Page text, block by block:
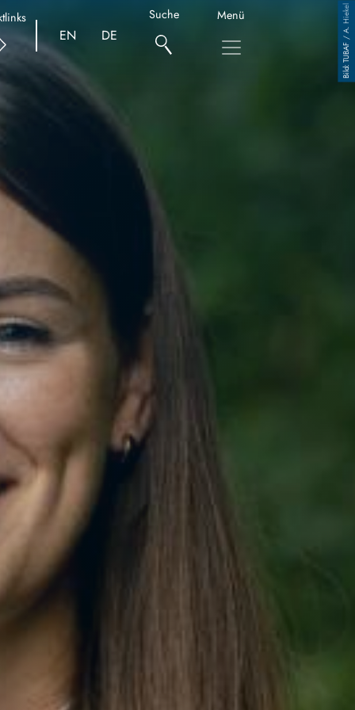
EN DE
Suche Menü
Copyright
TUBAF / A. Hiekel